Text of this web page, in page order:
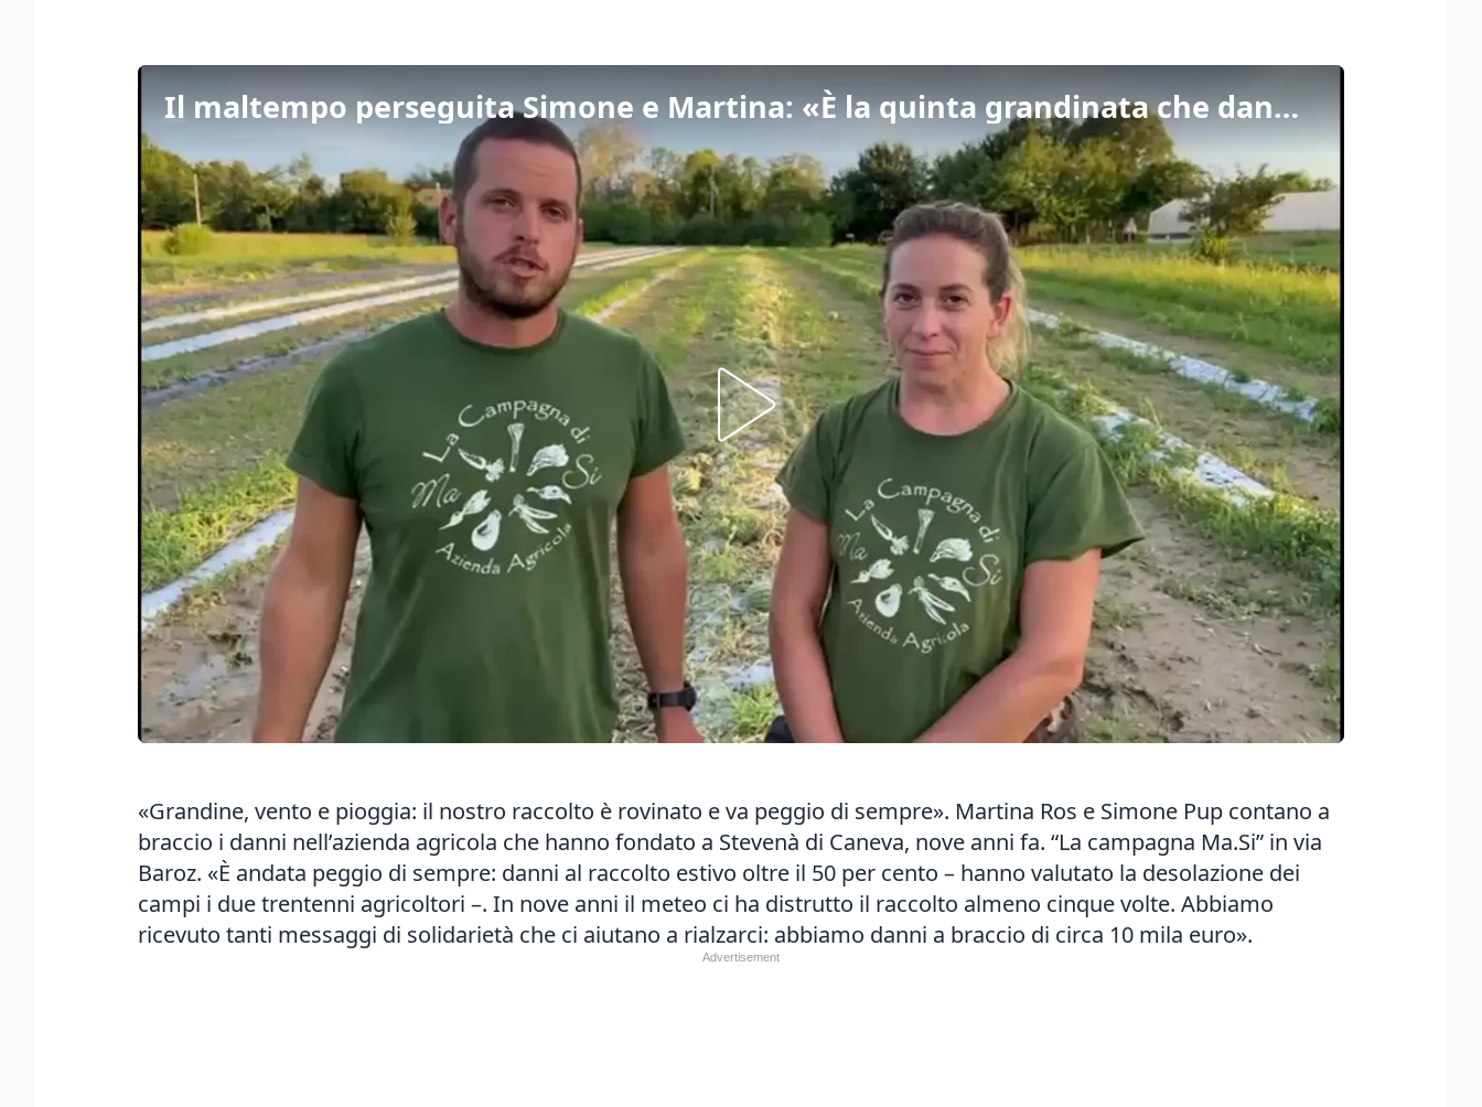
Il maltempo perseguita Simone e Martina: «È la quinta grandinata che danneggia la nostra azienda agricola»
«Grandine, vento e pioggia: il nostro raccolto è rovinato e va peggio di sempre». Martina Ros e Simone Pup contano a
braccio i danni nell’azienda agricola che hanno fondato a Stevenà di Caneva, nove anni fa. “La campagna Ma.Si” in via
Baroz. «È andata peggio di sempre: danni al raccolto estivo oltre il 50 per cento – hanno valutato la desolazione dei
campi i due trentenni agricoltori –. In nove anni il meteo ci ha distrutto il raccolto almeno cinque volte. Abbiamo
ricevuto tanti messaggi di solidarietà che ci aiutano a rialzarci: abbiamo danni a braccio di circa 10 mila euro».